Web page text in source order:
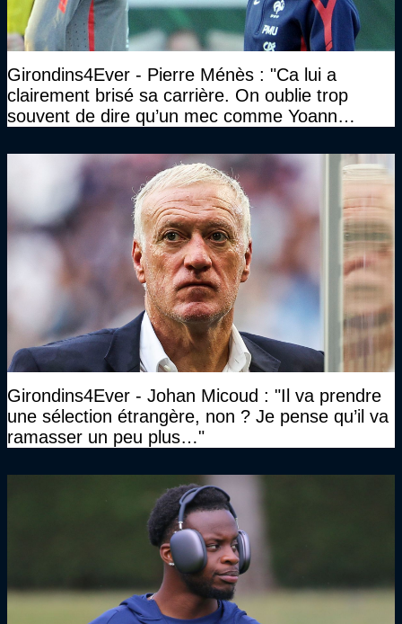
Girondins4Ever - Pierre Ménès : "Ca lui a
clairement brisé sa carrière. On oublie trop
souvent de dire qu’un mec comme Yoann
Girondins4Ever - Johan Micoud : "Il va prendre
une sélection étrangère, non ? Je pense qu’il va
ramasser un peu plus…"